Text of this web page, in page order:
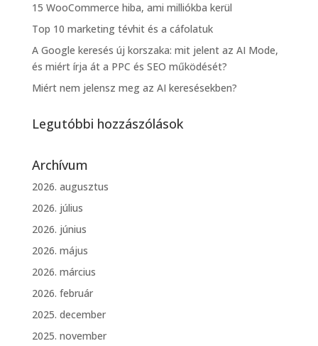
15 WooCommerce hiba, ami milliókba kerül
Top 10 marketing tévhit és a cáfolatuk
A Google keresés új korszaka: mit jelent az AI Mode,
és miért írja át a PPC és SEO működését?
Miért nem jelensz meg az AI keresésekben?
Legutóbbi hozzászólások
Archívum
2026. augusztus
2026. július
2026. június
2026. május
2026. március
2026. február
2025. december
2025. november